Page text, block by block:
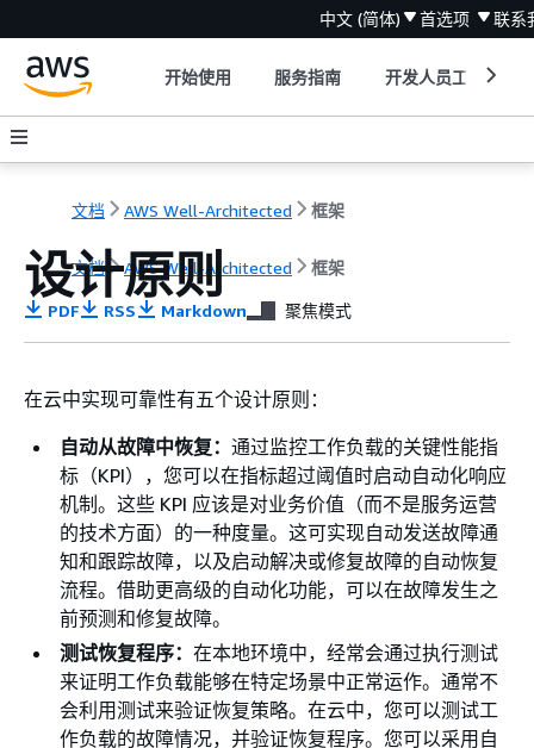
中文 (简体) 首选项 联系
开始使用 服务指南 开发人员工具
文档 AWS Well-Architected 框架
文档 AWS Well-Architected 框架
设计原则
PDF RSS Markdown 聚焦模式
在云中实现可靠性有五个设计原则：
自动从故障中恢复： 通过监控工作负载的关键性能指
标（KPI），您可以在指标超过阈值时启动自动化响应
机制。这些 KPI 应该是对业务价值（而不是服务运营
的技术方面）的一种度量。这可实现自动发送故障通
知和跟踪故障，以及启动解决或修复故障的自动恢复
流程。借助更高级的自动化功能，可以在故障发生之
前预测和修复故障。
测试恢复程序： 在本地环境中，经常会通过执行测试
来证明工作负载能够在特定场景中正常运作。通常不
会利用测试来验证恢复策略。在云中，您可以测试工
作负载的故障情况，并验证恢复程序。您可以采用自